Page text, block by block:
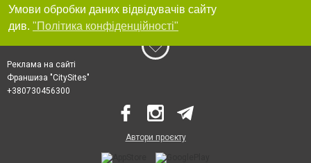
Умови обробки даних відвідувачів сайту
див. "Політика конфіденційності"
Реклама на сайті
Франшиза "CitySites"
+380730456300
Автори проєкту